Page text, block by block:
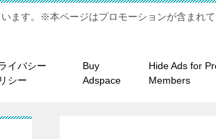
ます。※本ページはプロモーションが含まれて
イバシー
シー
Buy
Adspace
Hide Ads for
Members